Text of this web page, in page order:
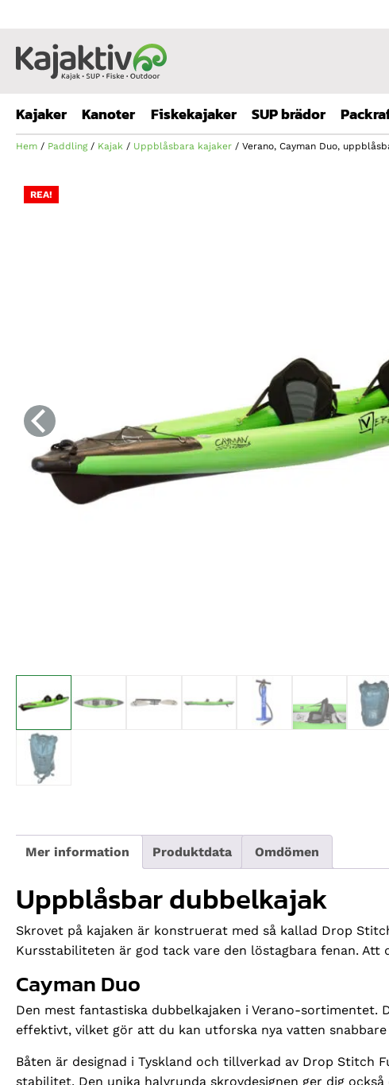
Kajaker Kanoter Fiskekajaker SUP brädor
Hem / Paddling/ Kajak / Uppblåsbara kajaker / Verano, Cayman Duo,
REA!
Mer information Produktdata Omdömen
Uppblåsbar dubbelkajak
Skrovet på kajaken är konstruerat med så kallad Drop
Kursstabiliteten är god tack vare den löstagbara fenan.
Cayman Duo
Den mest fantastiska dubbelkajaken i Verano-
effektivt, vilket gör att du kan utforska nya vatten snabbare
Båten är designad i Tyskland och tillverkad av Drop Stitch
stabilitet. Den unika halvrunda skrovdesignen ger dig